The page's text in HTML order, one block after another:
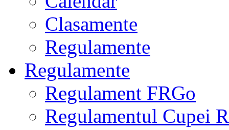
Clasamente
Regulamente
Regulamente
Regulament FRGo
Regulamentul Cupei